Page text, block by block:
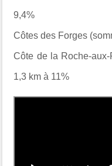
9,4%
Côtes des Forges
Côte de la Roche-
1,3 km à 11%